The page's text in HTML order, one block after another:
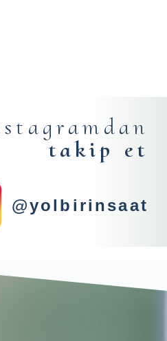
takip et
@yolbirinsaat